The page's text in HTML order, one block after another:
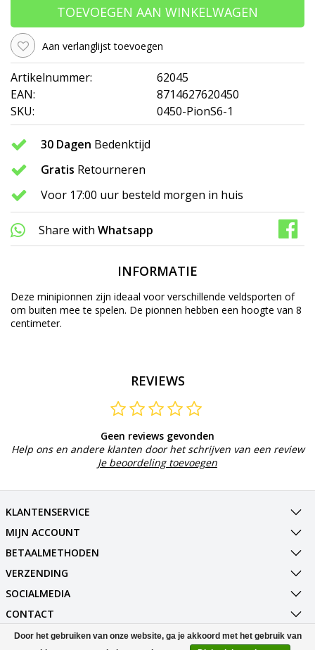
TOEVOEGEN AAN WINKELWAGEN
Aan verlanglijst toevoegen
Artikelnummer:
62045
EAN:
8714627620450
SKU:
0450-PionS6-1
30 Dagen Bedenktijd
Gratis Retourneren
Voor 17:00 uur besteld morgen in huis
Share with Whatsapp
INFORMATIE
Deze minipionnen zijn ideaal voor verschillende veldsporten of
om buiten mee te spelen. De pionnen hebben een hoogte van 8
centimeter.
REVIEWS
Geen reviews gevonden
Help ons en andere klanten door het schrijven van een review
Je beoordeling toevoegen
KLANTENSERVICE
MIJN ACCOUNT
BETAALMETHODEN
VERZENDING
SOCIALMEDIA
CONTACT
Door het gebruiken van onze website, ga je akkoord met het gebruik van